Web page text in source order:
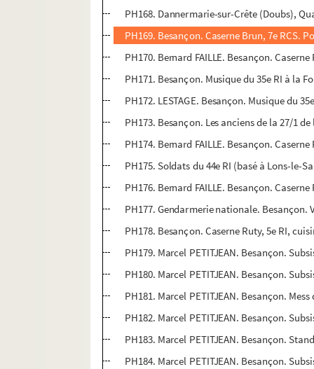
PH168. Dannermarie-sur-Crête (Doubs),
PH169. Besançon. Caserne Brun, 7e RCS.
PH170. Bernard FAILLE. Besançon. Caserne
PH171. Besançon. Musique du 35e RI à la
PH172. LESTAGE. Besançon. Musique du
PH173. Besançon. Les anciens de la 27/1
PH174. Bernard FAILLE. Besançon.
PH175. Soldats du 44e RI (basé à Lons-le-
PH176. Bernard FAILLE. Besançon.
PH177. Gendarmerie nationale.
PH178. Besançon. Caserne Ruty, 5e RI,
PH179. Marcel PETITJEAN. Besançon.
PH180. Marcel PETITJEAN. Besançon.
PH181. Marcel PETITJEAN. Besançon.
PH182. Marcel PETITJEAN. Besançon.
PH183. Marcel PETITJEAN. Besançon.
PH184. Marcel PETITJEAN. Besançon.